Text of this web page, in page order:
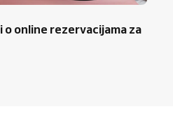
online rezervacijama za